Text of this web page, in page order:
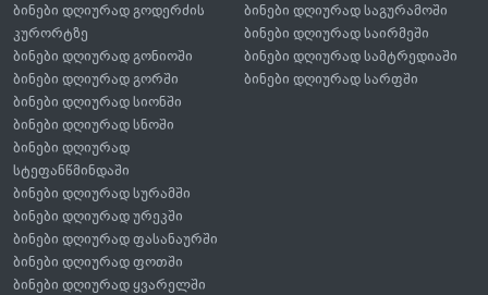
ბინები დღიურად გოდერძის
კურორტზე
ბინები დღიურად გონიოში
ბინები დღიურად გორში
ბინები დღიურად საგურამოში
ბინები დღიურად საირმეში
ბინები დღიურად სამტრედიაში
ბინები დღიურად სარფში
ბინები დღიურად სიონში
ბინები დღიურად სნოში
ბინები დღიურად
სტეფანწმინდაში
ბინები დღიურად სურამში
ბინები დღიურად ურეკში
ბინები დღიურად ფასანაურში
ბინები დღიურად ფოთში
ბინები დღიურად ყვარელში